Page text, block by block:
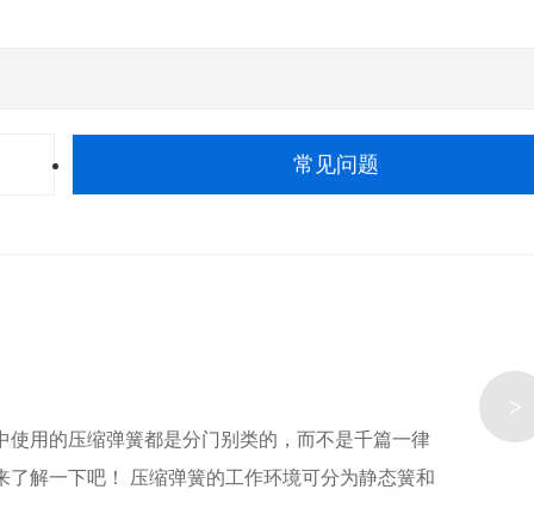
常见问题
用的压缩弹簧都是分门别类的，而不是千篇一律
解一下吧！ 压缩弹簧的工作环境可分为静态簧和
>